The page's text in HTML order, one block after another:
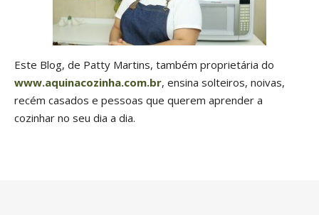
Este Blog, de Patty Martins, também proprietária do
www.aquinacozinha.com.br, ensina solteiros, noivas,
recém casados e pessoas que querem aprender a
cozinhar no seu dia a dia.